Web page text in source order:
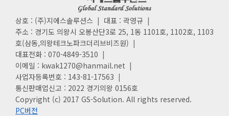
상호 : (주)지에스솔루션스 | 대표 : 곽영규 |
주소 : 경기도 의왕시 오봉산단3로 25, 1동 1101호, 1102호, 1103
호(삼동,의왕테크노파크더리브비즈원) |
대표전화 : 070-4849-3510 |
이메일 : kwak1270@hanmail.net |
사업자등록번호 : 143-81-17563 |
통신판매업신고 : 2022 경기의왕 0156호
Copyright (c) 2017 GS-Solution. All rights reserved.
PC버전